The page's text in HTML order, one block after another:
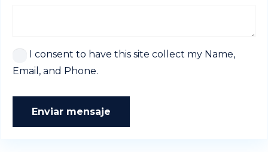
I consent to have this site collect my Name,
Email, and Phone.
Enviar mensaje